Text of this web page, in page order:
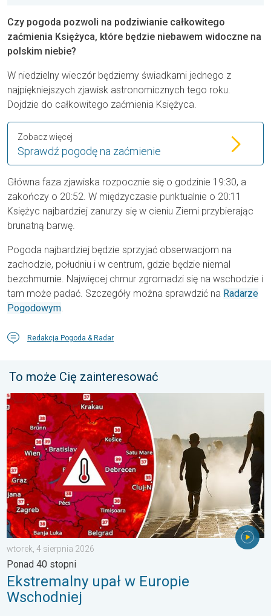
Czy pogoda pozwoli na podziwianie całkowitego
zaćmienia Księżyca, które będzie niebawem widoczne na
polskim niebie?
W niedzielny wieczór będziemy świadkami jednego z
najpiękniejszych zjawisk astronomicznych tego roku.
Dojdzie do całkowitego zaćmienia Księżyca.
Sprawdź pogodę na zaćmienie
Zobacz więcej
Główna faza zjawiska rozpocznie się o godzinie 19:30, a
zakończy o 20:52. W międzyczasie punktualnie o 20:11
Księżyc najbardziej zanurzy się w cieniu Ziemi przybierając
brunatną barwę.
Pogoda najbardziej będzie sprzyjać obserwacjom na
zachodzie, południu i w centrum, gdzie będzie niemal
bezchmurnie. Najwięcej chmur zgromadzi się na wschodzie i
tam może padać. Szczegóły można sprawdzić na Radarze
Pogodowym.
Redakcja Pogoda & Radar
To może Cię zainteresować
Ekstremalny upał w Europie Wschodniej. Ponad 40 stopni. . .
wtorek, 4 sierpnia 2026
Ponad 40 stopni
Ekstremalny upał w Europie
Wschodniej